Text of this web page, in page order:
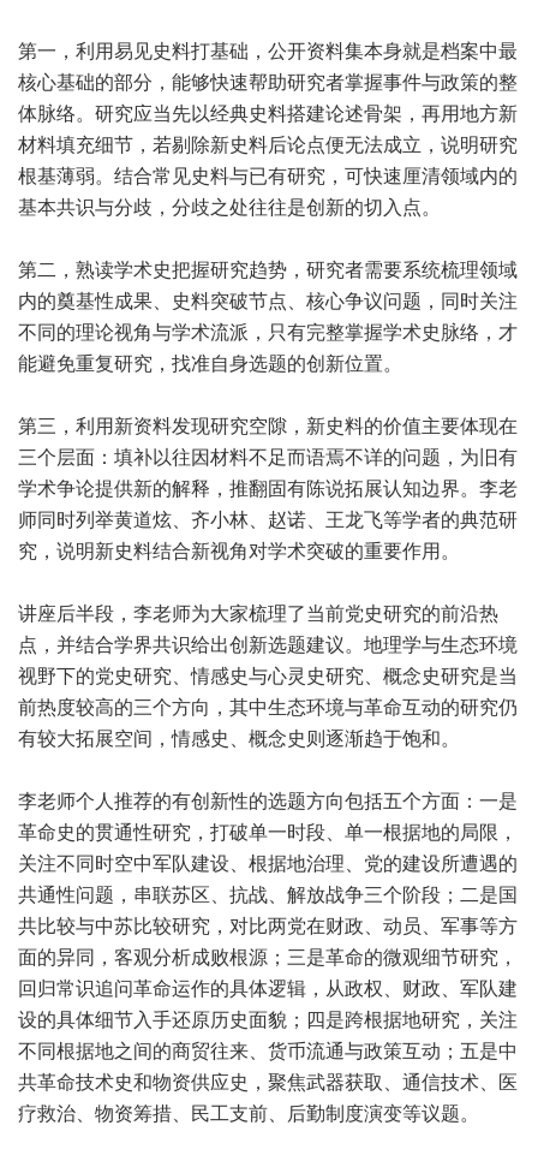
第一，利用易见史料打基础，公开资料集本身就是档案中最
核心基础的部分，能够快速帮助研究者掌握事件与政策的整
体脉络。研究应当先以经典史料搭建论述骨架，再用地方新
材料填充细节，若剔除新史料后论点便无法成立，说明研究
根基薄弱。结合常见史料与已有研究，可快速厘清领域内的
基本共识与分歧，分歧之处往往是创新的切入点。
第二，熟读学术史把握研究趋势，研究者需要系统梳理领域
内的奠基性成果、史料突破节点、核心争议问题，同时关注
不同的理论视角与学术流派，只有完整掌握学术史脉络，才
能避免重复研究，找准自身选题的创新位置。
第三，利用新资料发现研究空隙，新史料的价值主要体现在
三个层面：填补以往因材料不足而语焉不详的问题，为旧有
学术争论提供新的解释，推翻固有陈说拓展认知边界。李老
师同时列举黄道炫、齐小林、赵诺、王龙飞等学者的典范研
究，说明新史料结合新视角对学术突破的重要作用。
讲座后半段，李老师为大家梳理了当前党史研究的前沿热
点，并结合学界共识给出创新选题建议。地理学与生态环境
视野下的党史研究、情感史与心灵史研究、概念史研究是当
前热度较高的三个方向，其中生态环境与革命互动的研究仍
有较大拓展空间，情感史、概念史则逐渐趋于饱和。
李老师个人推荐的有创新性的选题方向包括五个方面：一是
革命史的贯通性研究，打破单一时段、单一根据地的局限，
关注不同时空中军队建设、根据地治理、党的建设所遭遇的
共通性问题，串联苏区、抗战、解放战争三个阶段；二是国
共比较与中苏比较研究，对比两党在财政、动员、军事等方
面的异同，客观分析成败根源；三是革命的微观细节研究，
回归常识追问革命运作的具体逻辑，从政权、财政、军队建
设的具体细节入手还原历史面貌；四是跨根据地研究，关注
不同根据地之间的商贸往来、货币流通与政策互动；五是中
共革命技术史和物资供应史，聚焦武器获取、通信技术、医
疗救治、物资筹措、民工支前、后勤制度演变等议题。